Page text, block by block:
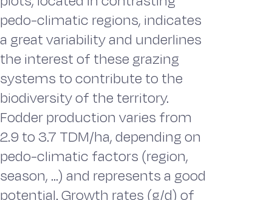
pedo-climatic regions, indicates
a great variability and underlines
the interest of these grazing
systems to contribute to the
biodiversity of the territory.
Fodder production varies from
2.9 to 3.7 TDM/ha, depending on
pedo-climatic factors (region,
season, ...) and represents a good
potential. Growth rates (g/d) of